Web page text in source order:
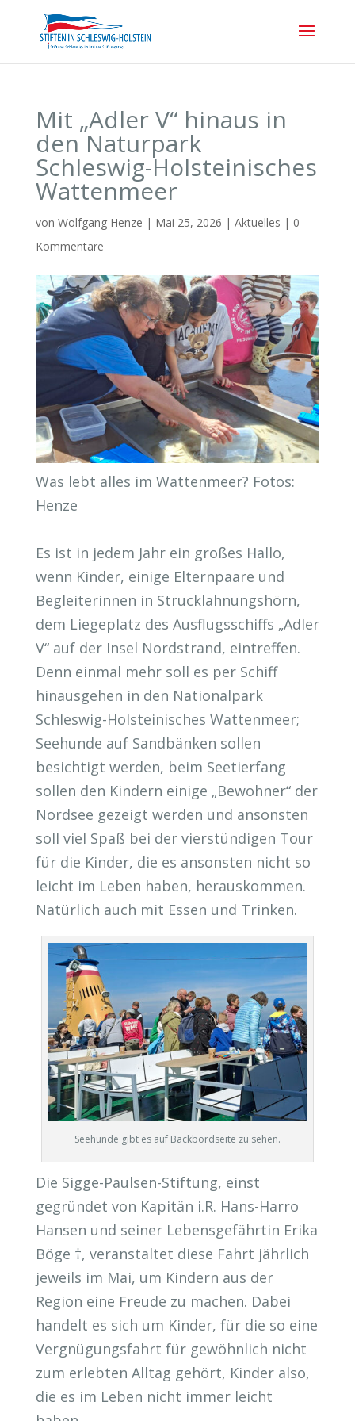
Mit „Adler V“ hinaus in
den Naturpark
Schleswig-Holsteinisches
Wattenmeer
von Wolfgang Henze | Mai 25, 2026 | Aktuelles | 0
Kommentare
Was lebt alles im Wattenmeer? Fotos:
Henze
Es ist in jedem Jahr ein großes Hallo,
wenn Kinder, einige Elternpaare und
Begleiterinnen in Strucklahnungshörn,
dem Liegeplatz des Ausflugsschiffs „Adler
V“ auf der Insel Nordstrand, eintreffen.
Denn einmal mehr soll es per Schiff
hinausgehen in den Nationalpark
Schleswig-Holsteinisches Wattenmeer;
Seehunde auf Sandbänken sollen
besichtigt werden, beim Seetierfang
sollen den Kindern einige „Bewohner“ der
Nordsee gezeigt werden und ansonsten
soll viel Spaß bei der vierstündigen Tour
für die Kinder, die es ansonsten nicht so
leicht im Leben haben, herauskommen.
Natürlich auch mit Essen und Trinken.
Seehunde gibt es auf Backbordseite zu sehen.
Die Sigge-Paulsen-Stiftung, einst
gegründet von Kapitän i.R. Hans-Harro
Hansen und seiner Lebensgefährtin Erika
Böge †, veranstaltet diese Fahrt jährlich
jeweils im Mai, um Kindern aus der
Region eine Freude zu machen. Dabei
handelt es sich um Kinder, für die so eine
Vergnügungsfahrt für gewöhnlich nicht
zum erlebten Alltag gehört, Kinder also,
die es im Leben nicht immer leicht